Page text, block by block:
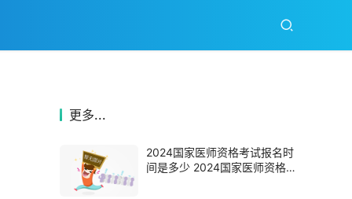
更多...
2024国家医师资格考试报名时
间是多少 2024国家医师资格